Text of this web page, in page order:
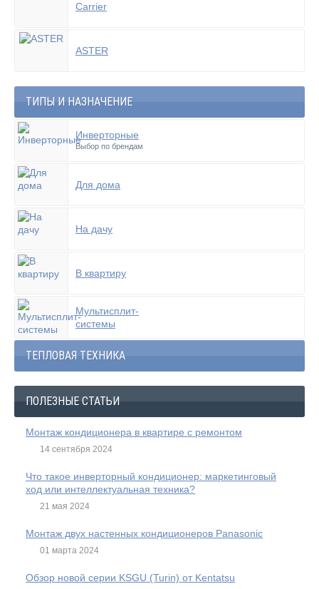
Carrier
ASTER
ТИПЫ И НАЗНАЧЕНИЕ
Инверторные
Выбор по брендам
Для дома
На дачу
В квартиру
Мультисплит-
системы
ТЕПЛОВАЯ ТЕХНИКА
ПОЛЕЗНЫЕ СТАТЬИ
Монтаж кондиционера в квартире с ремонтом
14 сентября 2024
Что такое инверторный кондиционер: маркетинговый
ход или интеллектуальная техника?
21 мая 2024
Монтаж двух настенных кондиционеров Panasonic
01 марта 2024
Обзор новой серии KSGU (Turin) от Kentatsu